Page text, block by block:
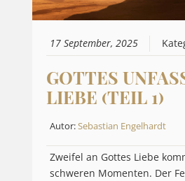
17 September, 2025
GOTTES
LIEBE (TEIL 1)
Autor:Sebastian Engelhardt
Zweifel an Gottes Liebe
schweren Momenten. Der